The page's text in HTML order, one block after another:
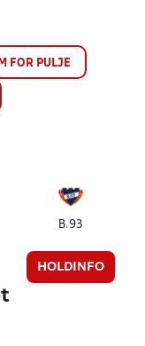
FOR PULJE
B.93
HOLDINFO